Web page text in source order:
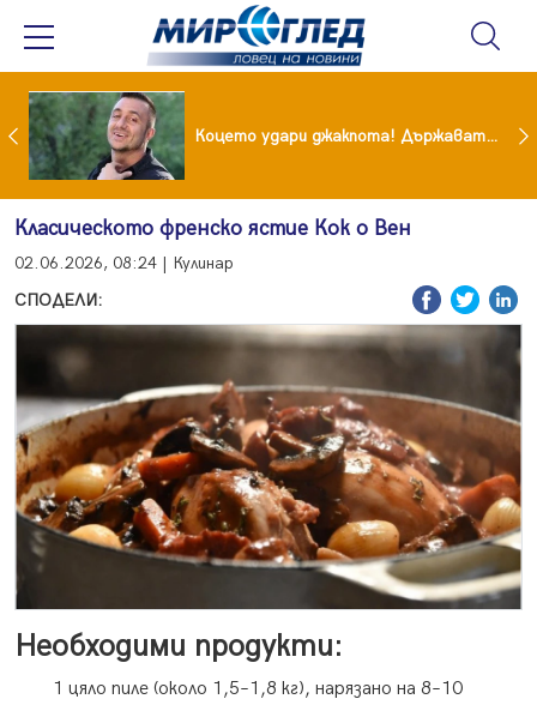
Тишина преди бурята! Защо Саня Армутлиева продължава да мълчи за раздялата с Дара? Коцето удари джакпота! Държавата му плаща 95 000 евро
Класическото френско ястие Кок о Вен
02.06.2026, 08:24 | Кулинар
СПОДЕЛИ:
Необходими продукти:
1 цяло пиле (около 1,5–1,8 кг), нарязано на 8–10